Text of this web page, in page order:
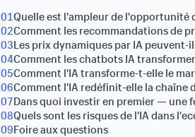
01Quelle est l'ampleur de l'opportunité
02Comment les recommandations de
03Les prix dynamiques par IA
04Comment les chatbots IA
05Comment l'IA transforme-t-elle le
06Comment l'IA redéfinit-elle la chaîne
07Dans quoi investir en premier — une
08Quels sont les risques de l'IA dans
09Foire aux questions